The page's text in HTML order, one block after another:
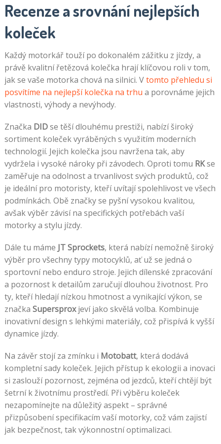
Recenze a srovnání nejlepších
koleček
Každý motorkář touží po dokonalém zážitku z jízdy, a
právě kvalitní řetězová kolečka hrají klíčovou roli v tom,
jak se vaše motorka chová na silnici. Vtomto přehledu si
posvítíme na nejlepší kolečka na trhu a porovnáme jejich
vlastnosti, výhody a nevýhody.
Značka DIDse těší dlouhému prestiži, nabízí široký
sortiment koleček vyráběných s využitím moderních
technologií. Jejich kolečka jsou navržena tak, aby
vydržela i vysoké nároky při závodech. Oproti tomu RKse
zaměřuje na odolnost a trvanlivost svých produktů, což
je ideální pro motoristy, kteří uvítají spolehlivost ve všech
podmínkách. Obě značky se pyšní vysokou kvalitou,
avšak výběr závisí na specifických potřebách vaší
motorky a stylu jízdy.
Dále tu máme JT Sprockets, která nabízí nemožně široký
výběr pro všechny typy motocyklů, ať už se jedná o
sportovní nebo enduro stroje. Jejich dílenské zpracování
a pozornost k detailům zaručují dlouhou životnost. Pro
ty, kteří hledají nízkou hmotnost a vynikající výkon, se
značka Supersproxjeví jako skvělá volba. Kombinuje
inovativní design s lehkými materiály, což přispívá k vyšší
dynamice jízdy.
Na závěr stojí za zmínku i Motobatt, která dodává
kompletní sady koleček. Jejich přístup k ekologii a inovaci
si zaslouží pozornost, zejména od jezdců, kteří chtějí být
šetrní k životnímu prostředí. Při výběru koleček
nezapomínejte na důležitý aspekt – správné
přizpůsobení specifikacím vaší motorky, což vám zajistí
jak bezpečnost, tak výkonnostní optimalizaci.